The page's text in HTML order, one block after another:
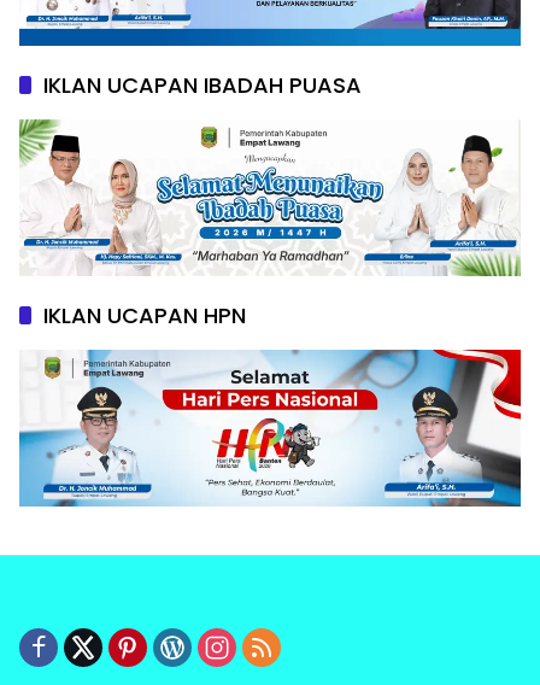
IKLAN UCAPAN IBADAH PUASA
IKLAN UCAPAN HPN